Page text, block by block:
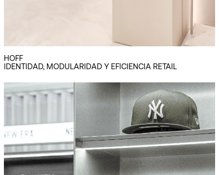
HOFF
IDENTIDAD, MODULARIDAD Y EFICIENCIA RETAIL